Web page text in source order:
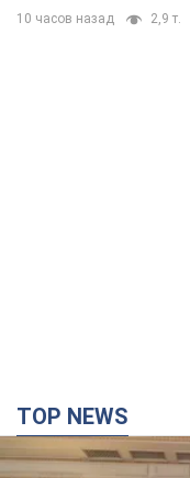
10 часов назад 2,9 т.
TOP NEWS